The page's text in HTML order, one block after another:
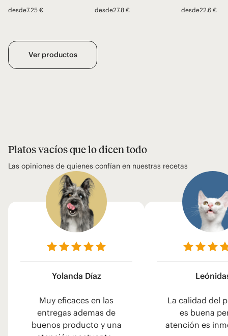
desde7.25 € desde27.8 € desde22.6 €
Ver productos
Platos vacíos que lo dicen todo
Las opiniones de quienes confían en nuestras recetas
Yolanda Díaz
Muy eficaces en las
entregas ademas de
buenos producto y una
La calidad del
es buena
atención es